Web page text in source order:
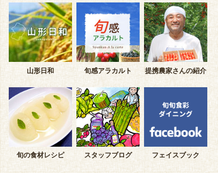
山形日和 旬感アラカルト 提携農家さんの紹介
旬の食材レシピ スタッフブログ フェイスブック